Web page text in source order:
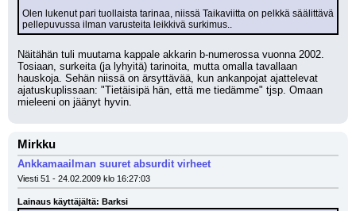
Olen lukenut pari tuollaista tarinaa, niissä Taikaviitta on pelkkä säälittävä
pellepuvussa ilman varusteita leikkivä surkimus..
Näitähän tuli muutama kappale akkarin b-numerossa vuonna 2002.
Tosiaan, surkeita (ja lyhyitä) tarinoita, mutta omalla tavallaan
hauskoja. Sehän niissä on ärsyttävää, kun ankanpojat ajattelevat
ajatuskuplissaan: "Tietäisipä hän, että me tiedämme" tjsp. Omaan
mieleeni on jäänyt hyvin.
Mirkku
Ankkamaailman suuret absurdit virheet
Viesti 51 - 24.02.2009 klo 16:27:03
Lainaus käyttäjältä: Barksi